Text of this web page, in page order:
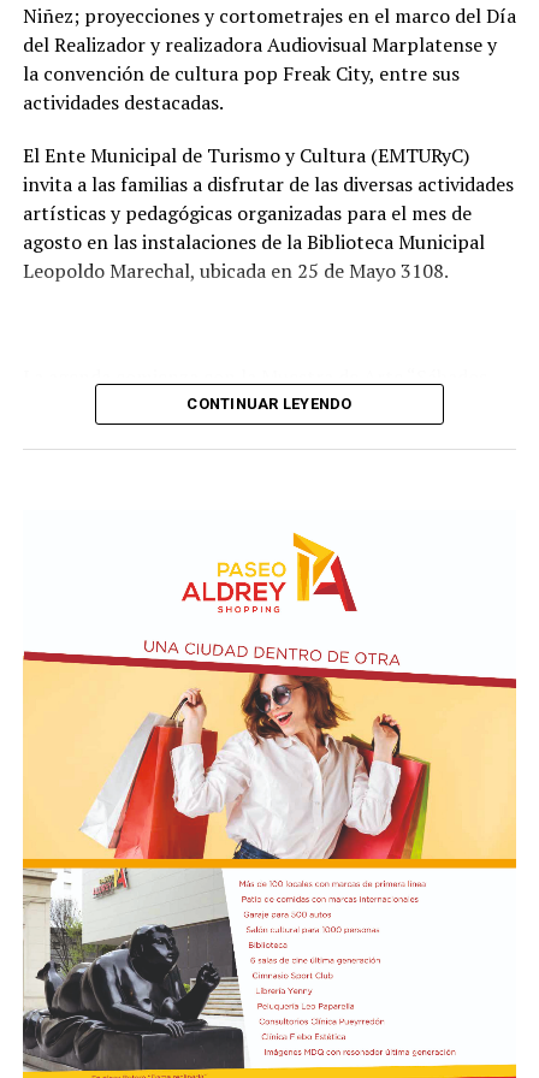
Tras la apertura de sobres, el expediente continuará su
recorrido administrativo con la intervención de la
Comisión de Estudio de Ofertas y Adjudicación, que
tendrá a su cargo la evaluación de las propuestas
obra.
Niñez; proyecciones y cortometrajes en el marco del Día
del Realizador y realizadora Audiovisual Marplatense y
la convención de cultura pop Freak City, entre sus
actividades destacadas.
El Ente Municipal de Turismo y Cultura (EMTURyC)
invita a las familias a disfrutar de las diversas actividades
artísticas y pedagógicas organizadas para el mes de
agosto en las instalaciones de la Biblioteca Municipal
Leopoldo Marechal, ubicada en 25 de Mayo 3108.
Culturales”, a cargo del grupo Cul Mardel, que se podrá
10 a 12 en la Biblioteca de Autores Marplatenses,
ubicada en el primer piso del edificio.
En relación al Ciclo Mes de la Niñez, este viernes 7 de
agosto a las 17:30 se presentarán “Los cuentos de
Charo” y la narración de poesías populares infantiles a
cargo de María del Rosario Gerez Martínez.
En tanto, el viernes 21 a las 17:30 se desarrollará “El
Cerebro Mágico: construyendo preguntas, respuestas y
circuitos”, a cargo de María Paula Algote. Se trata de un
taller práctico de arte, ciencia y tecnología en el que al
finalizar cada participante se lleva su propia creación
terminada. Es una actividad arancelada (incluye
materiales) destinada a niños a partir de los 6 años.
Los participantes menores de 8 años deberán asistir
CONTINUAR LEYENDO